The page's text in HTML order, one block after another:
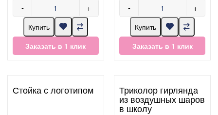
- +
Купить
Заказать в 1 клик
- +
Купить
Заказать в 1 клик
Стойка с логотипом Триколор гирлянда
из воздушных шаров
в школу